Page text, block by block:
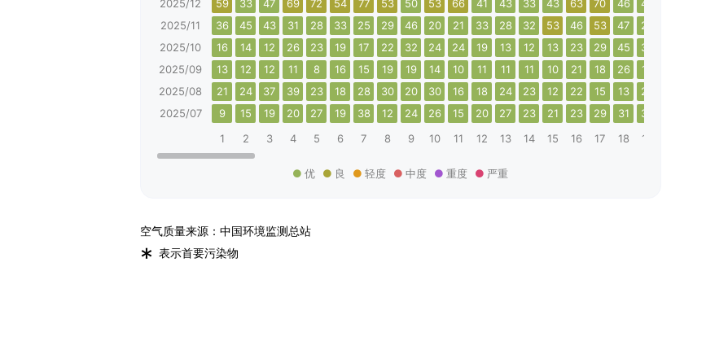
2025/12
59 33 47 69 72 54 77 53 50 53 66 41 43 33 43 63 70 46 49
2025/11
36 45 43 31 28 33 25 29 46 20 21 33 28 32 53 46 53 47 24
2025/10
16 14 12 26 23 19 17 22 32 24 24 19 13 12 13 23 29 45 37
2025/09
13 12 12 11 8 16 15 19 19 14 10 11 11 11 10 21 18 26 16
2025/08
21 24 37 39 23 18 28 30 20 30 16 18 24 23 12 22 15 13 23
2025/07
9 15 19 20 27 19 38 12 24 26 15 20 27 23 21 23 29 31 34
1
2 3 4 5 6 7 8 9 10 11 12 13 14 15 16 17 18 19
优 良 轻度 中度 重度 严重
空气质量来源：中国环境监测总站
* 表示首要污染物